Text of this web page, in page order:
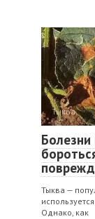
Тыква
Тыква —
Однако, как